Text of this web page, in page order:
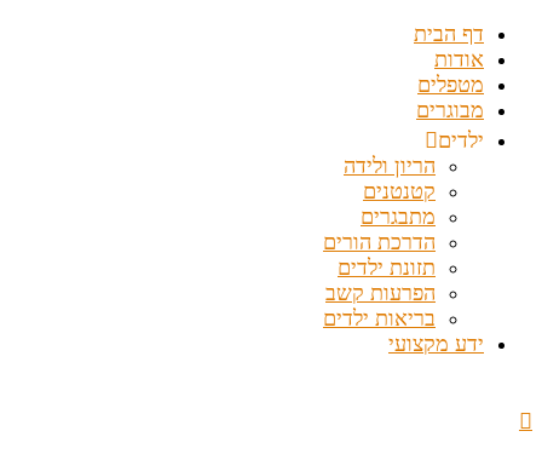
דף הבית
אודות
מטפלים
מבוגרים
ילדים
הריון ולידה
קטנטנים
מתבגרים
הדרכת הורים
תזונת ילדים
הפרעות קשב
בריאות ילדים
ידע מקצועי